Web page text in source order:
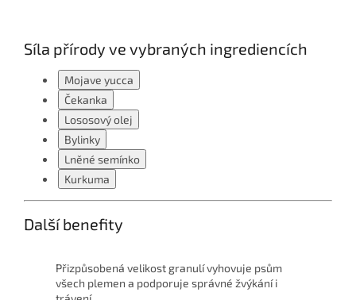
Síla přírody ve vybraných ingrediencích
Mojave yucca
Čekanka
Lososový olej
Bylinky
Lněné semínko
Kurkuma
Další benefity
Přizpůsobená velikost granulí vyhovuje psům
všech plemen a podporuje správné žvýkání i